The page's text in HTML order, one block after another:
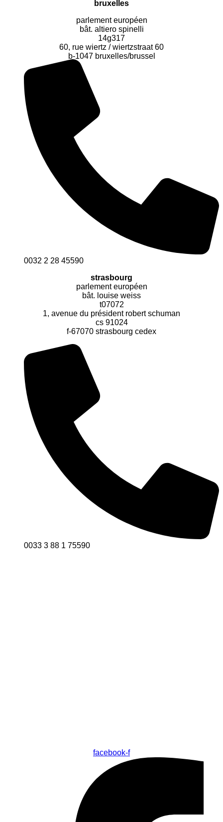
bruxelles
parlement européen
bât. altiero spinelli
14g317
60, rue wiertz / wiertzstraat 60
b-1047 bruxelles/brussel
0032 2 28 45590
strasbourg
parlement européen
bât. louise weiss
t07072
1, avenue du président robert schuman
cs 91024
f-67070 strasbourg cedex
0033 3 88 1 75590
facebook-f